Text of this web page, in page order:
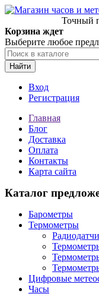
Точный
Корзина ждет
Выберите любое
Найти
Вход
Регистрация
Главная
Блог
Доставка
Оплата
Контакты
Карта сайта
Каталог
Барометры
Термометры
Цифровые
Часы